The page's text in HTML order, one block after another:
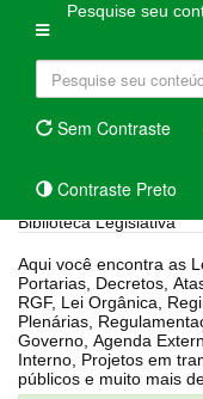
Pesquise seu
Sem Contraste
Contraste Preto
Biblioteca Legislativa
Aqui você encontra as Leis
Portarias, Decretos, Atas,
RGF, Lei Orgânica,
Plenárias,
Governo, Agenda Externa do presidente, Relatório do Controle
Interno, Projetos em tramitação na Câmara, Controle dos bens
públicos e muito